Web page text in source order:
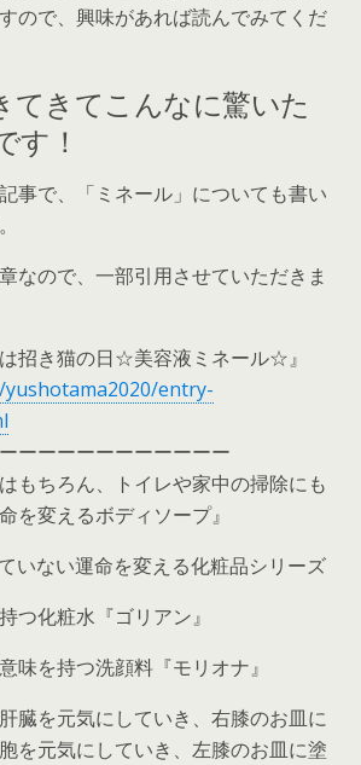
ので、興味があれば読んでみてくだ
てきてこんなに驚いた
す！
事で、「ミネール」についても書い
なので、一部引用させていただきま
招き猫の日☆美容液ミネール☆』
entry-
ーーーーーーーーーーー
もちろん、トイレや家中の掃除にも
を変えるボディソープ』
いない運命を変える化粧品シリーズ
つ化粧水『ゴリアン』
味を持つ洗顔料『モリオナ』
臓を元気にしていき、右膝のお皿に
を元気にしていき、左膝のお皿に塗